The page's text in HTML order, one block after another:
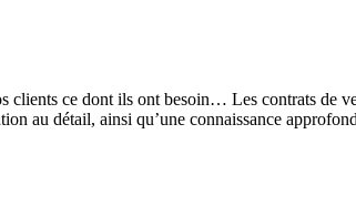
clients ce dont ils ont besoin… Les contrats de
au détail, ainsi qu’une connaissance